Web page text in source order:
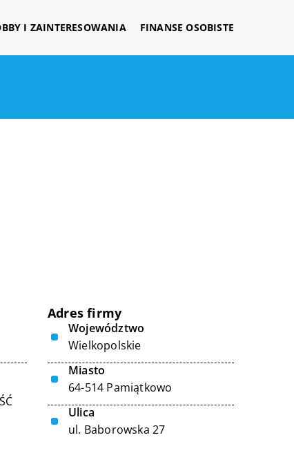
I ZAINTERESOWANIA FINANSE OSOBISTE
Adres firmy
Województwo
Wielkopolskie
Miasto
64-514 Pamiątkowo
Ulica
ul. Baborowska 27